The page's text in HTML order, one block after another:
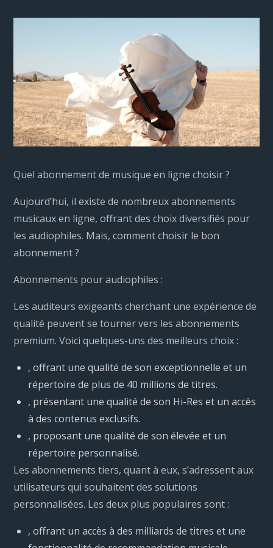
Quel abonnement de musique en ligne choisir ?
Aujourd’hui, il existe de nombreux abonnements
musicaux en ligne, offrant des choix diversifiés pour
les audiophiles. Mais, comment choisir le bon
abonnement ?
Abonnements pour audiophiles :
Les auditeurs exigeants cherchant une expérience de
qualité peuvent se tourner vers les abonnements
premium. Voici quelques-uns des meilleurs choix :
, offrant une qualité de son exceptionnelle et un
répertoire de plus de 40 millions de titres.
, présentant une qualité de son Hi-Res et un accès
à des contenus exclusifs.
, proposant une qualité de son élevée et un
répertoire personnalisé.
Les abonnements tiers, quant à eux, s’adressent aux
utilisateurs qui souhaitent des solutions
personnalisées. Les deux plus populaires sont :
, offrant un accès à des milliards de titres et une